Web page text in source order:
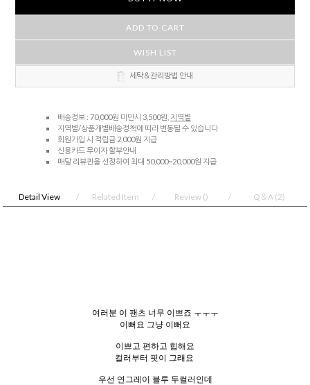
ADD TO CART
WISH LIST
세탁＆관리방법 안내
배송정보 : 70,000원 미만시 3,500원, 지역별
지역별/상품개별배송정책에 따라 변동될 수 있습니다
회원가입 시 적립금 2,000원 지급
신용카드 무이자 할부안내
매달 리뷰퀸을 선정하여 최대 50,000~20,000원 지급
Detail View Related Item Review () Q＆A (2)
여러분 이 팬츠 너무 이쁘죠 ㅜㅜㅜ
이뻐요 그냥 이뻐요
이쁘고 편하고 힙해요
컬러부터 핏이 그래요
우선 연그레이 블루 두컬러인데